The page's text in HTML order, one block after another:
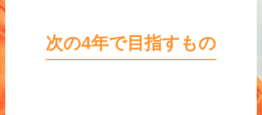
次の4年で目指すもの